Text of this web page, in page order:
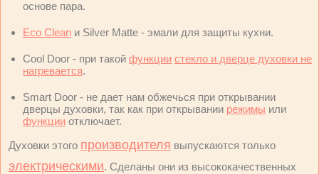
основе пара.
Eco Clean и Silver Matte - эмали для защиты кухни.
Cool Door - при такой функции стекло и дверце духовки не
нагревается.
Smart Door - не дает нам обжечься при открывании
дверцы духовки, так как при открывании режимы или
функции отключает.
Духовки этого производителя выпускаются только
электрическими. Сделаны они из высококачественных